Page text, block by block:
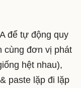
để tự động quy
cùng đơn vị phát
hệt nhau),
paste lặp đi lặp